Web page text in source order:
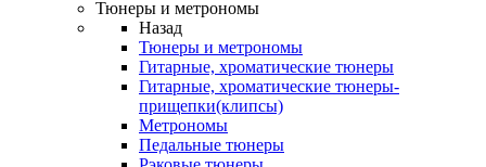
Тюнеры и метрономы
Назад
Тюнеры и метрономы
Гитарные, хроматические тюнеры
Гитарные, хроматические тюнеры-
прищепки(клипсы)
Метрономы
Педальные тюнеры